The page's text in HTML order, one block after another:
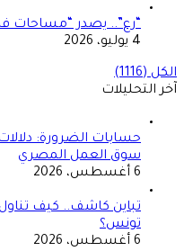
“رع”.. يصدر “مساحات
4 يوليو، 2026
الكل (1116)
آخر التحليلات
سوق العمل المصري
6 أغسطس، 2026
تباين كاشف.. كيف تناول
تونس؟
6 أغسطس، 2026